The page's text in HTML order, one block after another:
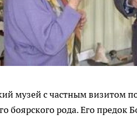
музей с частным визитом
боярского рода. Его